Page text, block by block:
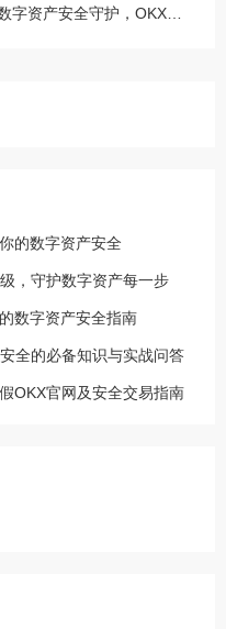
的数字资产安全
，守护数字资产每一步
数字资产安全指南
全的必备知识与实战问答
OKX官网及安全交易指南